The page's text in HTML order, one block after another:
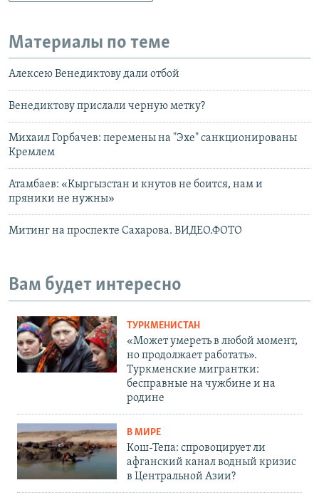
Материалы по теме
Алексею Венедиктову дали отбой
Венедиктову прислали черную метку?
Михаил Горбачев: перемены на "Эхе" санкционированы
Кремлем
Атамбаев: «Кыргызстан и кнутов не боится, нам и
пряники не нужны»
Митинг на проспекте Сахарова. ВИДЕО.ФОТО
Вам будет интересно
ТУРКМЕНИСТАН
«Может умереть в любой момент,
но продолжает работать».
Туркменские мигрантки:
бесправные на чужбине и на
родине
В МИРЕ
Кош-Тепа: спровоцирует ли
афганский канал водный кризис
в Центральной Азии?